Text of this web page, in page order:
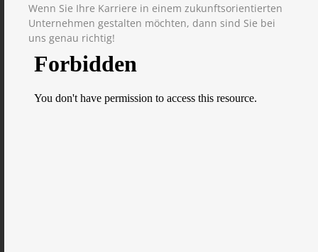
Wenn Sie Ihre Karriere in einem zukunftsorientierten
Unternehmen gestalten möchten, dann sind Sie bei
uns genau richtig!